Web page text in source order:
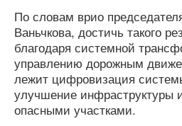
По словам врио
Ваньчкова, достичь такого
благодаря системной
управлению дорожным
лежит цифровизация
улучшение инфраструктуры
опасными участками.